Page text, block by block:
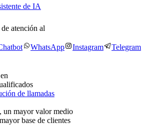
de IA
atención al
WhatsApp Instagram Telegram
de llamadas
un mayor valor medio
base de clientes